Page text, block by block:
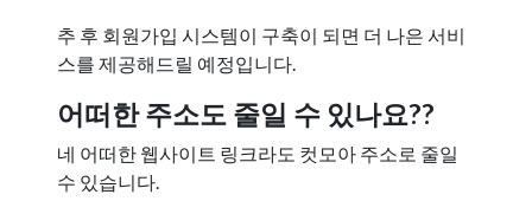
추 후 회원가입 시스템이 구축이 되면 더 나은 서비
스를 제공해드릴 예정입니다.
어떠한 주소도 줄일 수 있나요??
네 어떠한 웹사이트 링크라도 컷모아 주소로 줄일
수 있습니다.